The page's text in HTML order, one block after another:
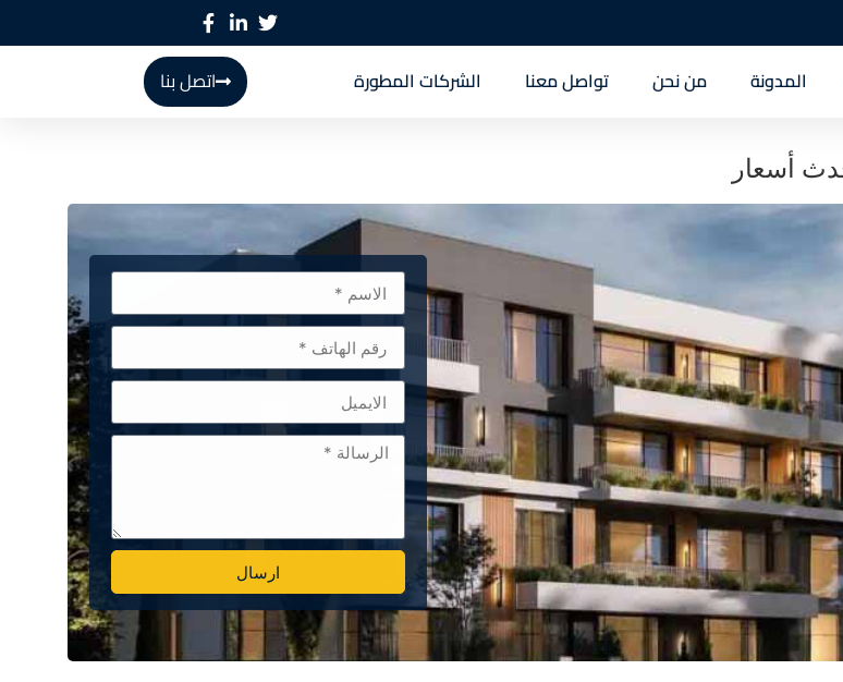
المدونة من نحن تواصل معنا الشركات المطورة اتصل بنا
ارسال
Alternative: